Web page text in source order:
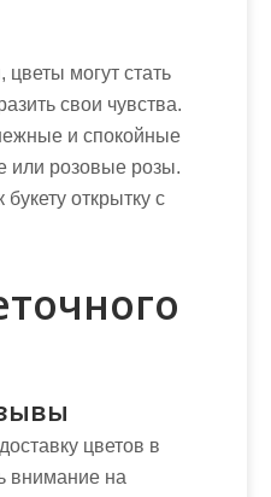
цветы могут стать
свои чувства.
и спокойные
или розовые розы.
открытку с
цветов в
внимание на